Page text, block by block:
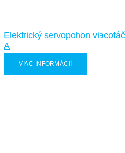
Elektrický servopohon
A
VIAC INFORMÁCIÍ